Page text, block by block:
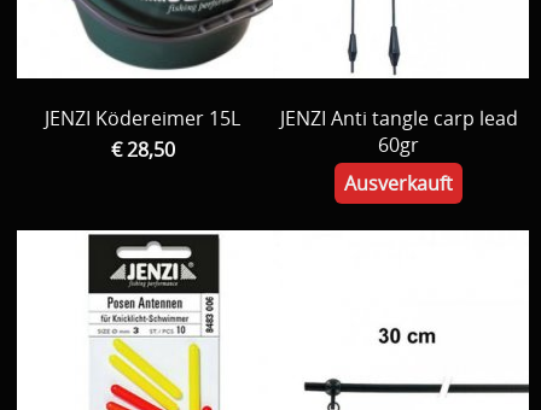
Zelte / Köderfischlagerung / Stühle / Aushakmatten /
Tachen
Vom Lieferanten
Kleider
PROMO Material
cadeau bon
Gelegenheit
JENZI Ködereimer 15L
€ 28,50
JENZI Anti tangle carp lead
60gr
Ausverkauft